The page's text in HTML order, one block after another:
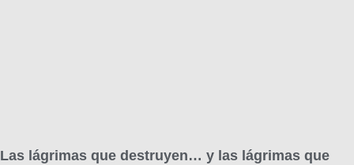
Las lágrimas que destruyen… y las lágrimas que